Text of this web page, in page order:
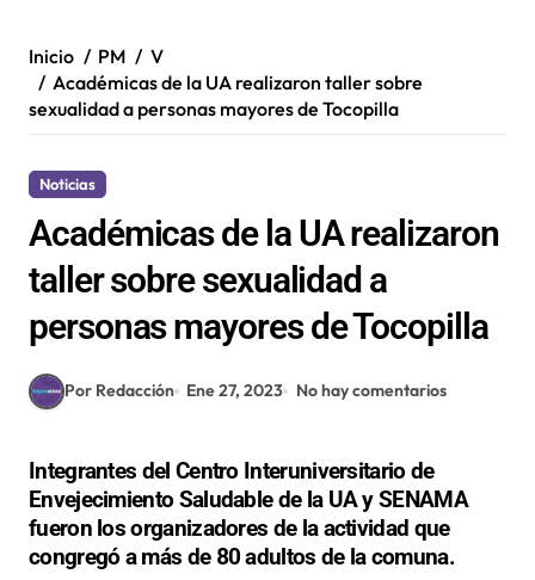
Inicio PM
V
Académicas de la UA realizaron taller sobre
sexualidad a personas mayores de Tocopilla
Noticias
Académicas de la UA realizaron
taller sobre sexualidad a
personas mayores de Tocopilla
Por Redacción Ene 27, 2023 No hay comentarios
Integrantes del Centro Interuniversitario de
Envejecimiento Saludable de la UA y SENAMA
fueron los organizadores de la actividad que
congregó a más de 80 adultos de la comuna.